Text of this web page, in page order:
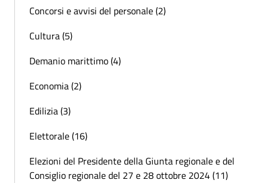
Concorsi e avvisi del personale (2)
Cultura (5)
Demanio marittimo (4)
Economia (2)
Edilizia (3)
Elettorale (16)
Elezioni del Presidente della Giunta regionale e del
Consiglio regionale del 27 e 28 ottobre 2024 (11)